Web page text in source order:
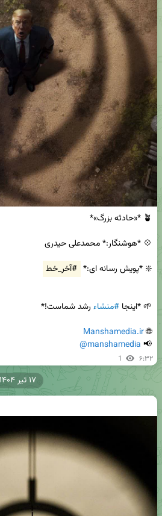
❇️ *پویش رسانه ای:* #آخر_خط
🌱 *اینجا #منشاء
🌐
Manshamedia.ir
📢
@manshamedia
1 ۶:۳۲
۱۷ تیر ۱۴۰۴